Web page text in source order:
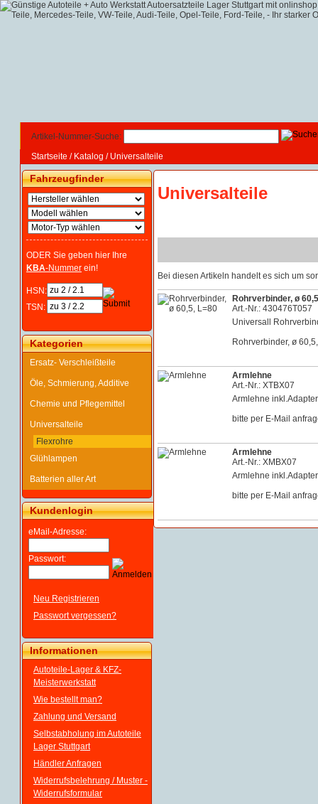
Artikel-Nummer-Suche:
Startseite / Katalog / Universalteile
Fahrzeugfinder
ODER Sie geben hier Ihre
KBA-Nummer ein!
HSN:
TSN:
Kategorien
Ersatz- Verschleißteile
Öle, Schmierung, Additive
Chemie und Pflegemittel
Universalteile
Flexrohre
Glühlampen
Batterien aller Art
Kundenlogin
eMail-Adresse:
Passwort:
Neu Registrieren
Passwort vergessen?
Informationen
Autoteile-Lager & KFZ-
Meisterwerkstatt
Wie bestellt man?
Zahlung und Versand
Selbstabholung im Autoteile
Lager Stuttgart
Händler Anfragen
Widerrufsbelehrung / Muster -
Widerrufsformular
Universalteile
Bei diesen Artikeln handelt es sich um
Rohrverbinder, ø
Art.-Nr.: 430476T057
Universall
Rohrverbinder, ø
Armlehne
Art.-Nr.: XTBX07
Armlehne
bitte per E-Mail
Armlehne
Art.-Nr.: XMBX07
Armlehne
bitte per E-Mail